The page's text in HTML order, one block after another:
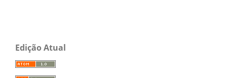
Edição Atual